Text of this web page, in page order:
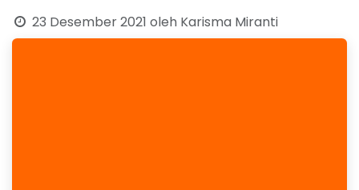
23 Desember 2021 oleh Karisma Miranti